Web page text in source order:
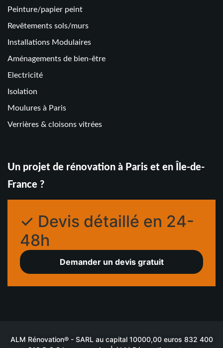
Peinture/papier peint
Revêtements sols/murs
Installations Modulaires
Aménagements de bien-être
Electricité
Isolation
Moulures à Paris
Verrières & cloisons vitrées
Un projet de rénovation à Paris et en Île-de-
France ?
✓ Devis détaillé en 24-
48h
Demander un devis gratuit
ALM Rénovation® - SARL au capital 10000,00 euros 832 400